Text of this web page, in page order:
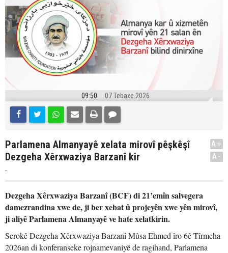
09:50 07 Tebaxe 2026
Parlamena Almanyayê xelata mirovî pêşkêşî
Dezgeha Xêrxwaziya Barzanî kir
.
A+
A-
Dezgeha Xêrxwaziya Barzanî (BCF) di 21’emîn salvegera
damezrandina xwe de, ji ber xebat û projeyên xwe yên mirovî,
ji aliyê Parlamena Almanyayê ve hate xelatkirin.
Serokê Dezgeha Xêrxwaziya Barzanî Mûsa Ehmed îro 6ê Tîrmeha
2026an di konferanseke rojnamevaniyê de ragihand, Parlamena